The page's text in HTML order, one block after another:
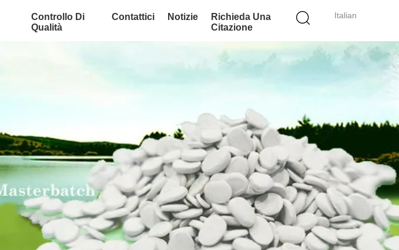
Italian
Controllo Di
Qualità
Contattici Notizie
Richieda Una
Citazione